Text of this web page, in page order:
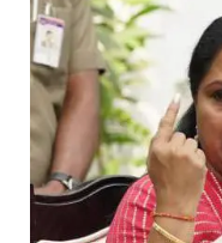
A
p
p
o
o
k